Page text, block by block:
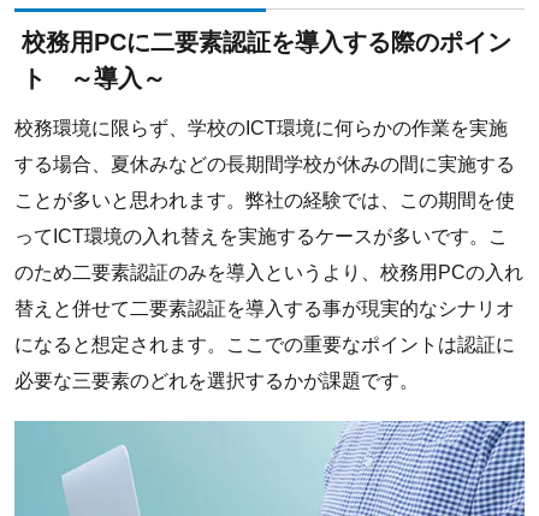
校務用PCに二要素認証を導入する際のポイン
ト ～導入～
校務環境に限らず、学校のICT環境に何らかの作業を実施
する場合、夏休みなどの長期間学校が休みの間に実施する
ことが多いと思われます。弊社の経験では、この期間を使
ってICT環境の入れ替えを実施するケースが多いです。こ
のため二要素認証のみを導入というより、校務用PCの入れ
替えと併せて二要素認証を導入する事が現実的なシナリオ
になると想定されます。ここでの重要なポイントは認証に
必要な三要素のどれを選択するかが課題です。